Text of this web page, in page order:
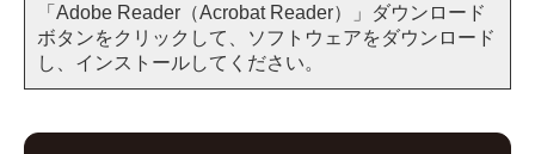
「Adobe Reader（Acrobat Reader）」ダウンロード
ボタンをクリックして、ソフトウェアをダウンロード
し、インストールしてください。